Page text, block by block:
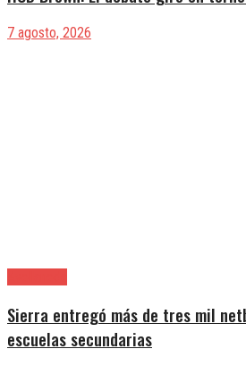
7 agosto, 2026
Sierra entregó más de tres mil
escuelas secundarias